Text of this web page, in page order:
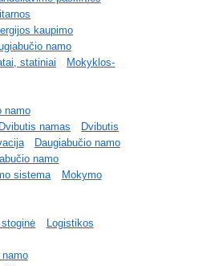
kaupimo
namo
statiniai
Mokyklos-
namo
Dvibutis namas
Dvibutis
Daugiabučio namo
namo
sistema
Mokymo
Logistikos
namo